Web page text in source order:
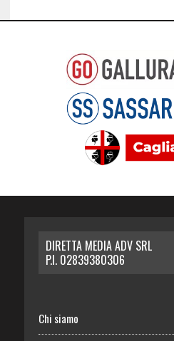
DIRETTA MEDIA ADV SRL
P.I. 02839380306
Chi siamo